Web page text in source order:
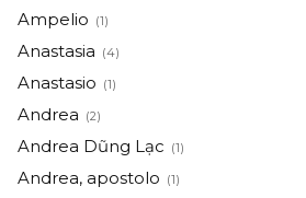
Ampelio (1)
Anastasia (4)
Anastasio (1)
Andrea (2)
Andrea Dũng Lạc (1)
Andrea, apostolo (1)